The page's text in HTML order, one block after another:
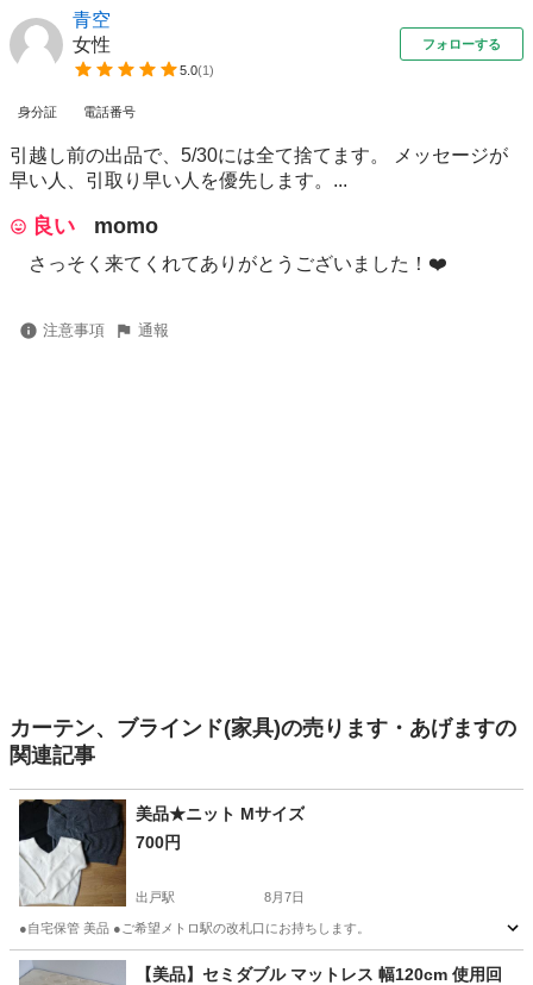
青空
女性
5.0(1)
フォローする
身分証 電話番号
引越し前の出品で、5/30には全て捨てます。 メッセージが
早い人、引取り早い人を優先します。...
良い momo
さっそく来てくれてありがとうございました！❤️
注意事項 通報
カーテン、ブラインド(家具)の売ります・あげますの
関連記事
美品★ニット Mサイズ
700円
出戸駅 8月7日
●自宅保管 美品 ●ご希望メトロ駅の改札口にお持ちします。
大阪 大阪市 出戸駅 家具
【美品】セミダブル マットレス 幅120cm 使用回